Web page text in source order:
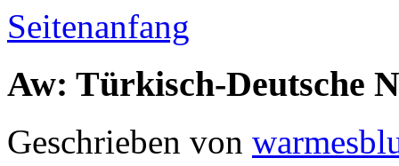
Seitenanfang
Aw: Türkisch-Deutsche
Geschrieben von